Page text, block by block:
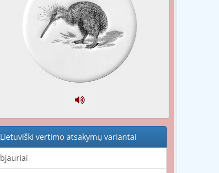
Lietuviški vertimo atsakymų variantai
bjauriai